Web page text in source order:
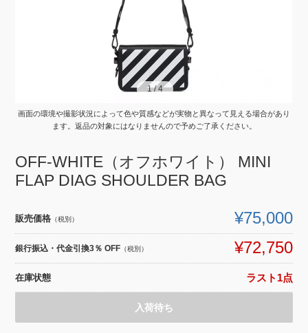
1/ 4
1/ 4
画面の環境や撮影状況によって色や質感などが実物と異なって見える場合があり
ます。返品の対象にはなりませんので予めご了承ください。
OFF-WHITE（オフホワイト） MINI
FLAP DIAG SHOULDER BAG
販売価格 （税別） ¥75,000
銀行振込・代金引換3％ OFF （税別） ¥72,750
在庫状態 ラスト1点
入荷待ち